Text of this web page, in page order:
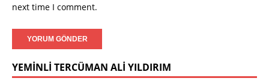
next time I comment.
YEMINLI TERCÜMAN ALI YILDIRIM